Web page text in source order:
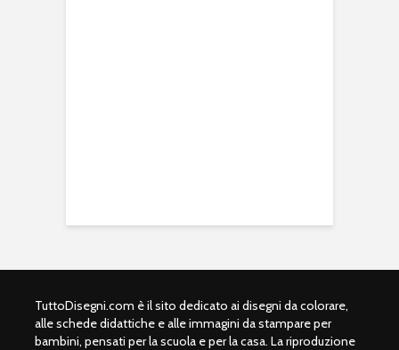
TuttoDisegni.com è il sito dedicato ai disegni da colorare,
alle schede didattiche e alle immagini da stampare per
bambini, pensati per la scuola e per la casa. La riproduzione